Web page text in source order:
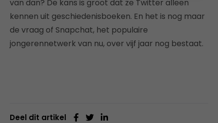
van dan? De kans is groot dat ze Twitter alleen
kennen uit geschiedenisboeken. En het is nog maar
de vraag of Snapchat, het populaire
jongerennetwerk van nu, over vijf jaar nog bestaat.
Deel dit artikel